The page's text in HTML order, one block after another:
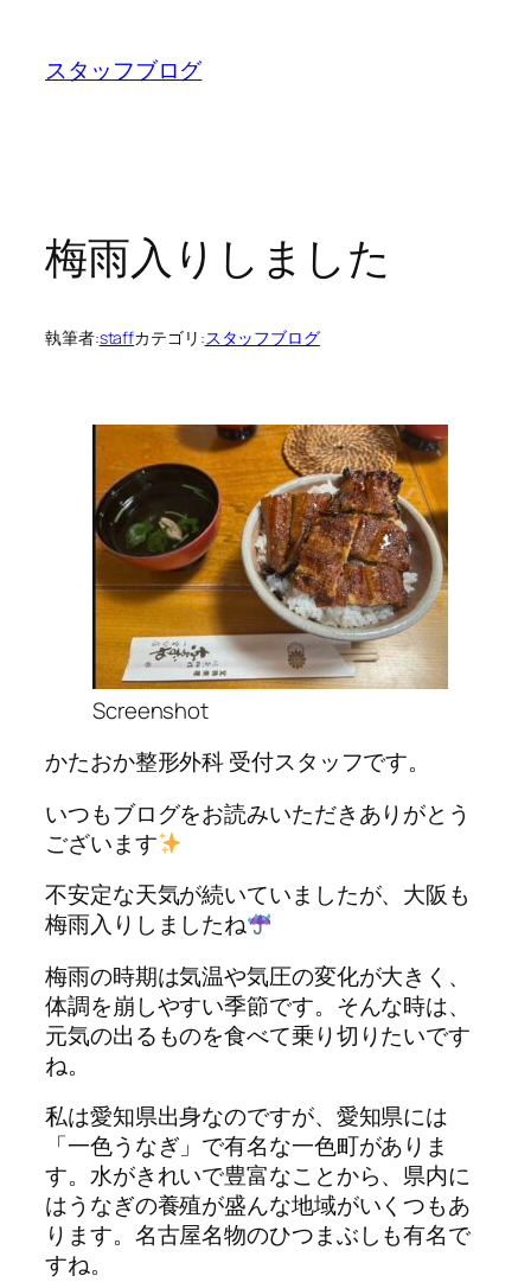
スタッフブログ
梅雨入りしました
執筆者:staffカテゴリ:スタッフブログ
Screenshot
かたおか整形外科 受付スタッフです。
いつもブログをお読みいただきありがとう
ございます
不安定な天気が続いていましたが、大阪も
梅雨入りしましたね
梅雨の時期は気温や気圧の変化が大きく、
体調を崩しやすい季節です。そんな時は、
元気の出るものを食べて乗り切りたいです
ね。
私は愛知県出身なのですが、愛知県には
「一色うなぎ」で有名な一色町がありま
す。水がきれいで豊富なことから、県内に
はうなぎの養殖が盛んな地域がいくつもあ
ります。名古屋名物のひつまぶしも有名で
すね。